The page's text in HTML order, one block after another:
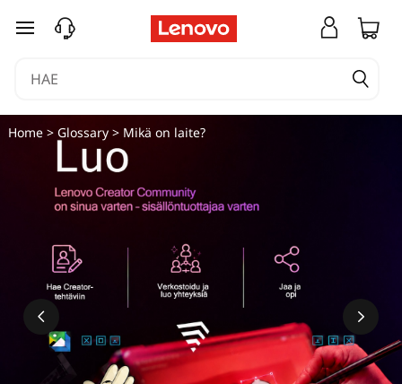
siirry pääsisältöön
Home> Glossary> Mikä on laite?